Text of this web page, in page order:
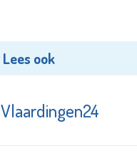
Lees ook
Vlaardingen24